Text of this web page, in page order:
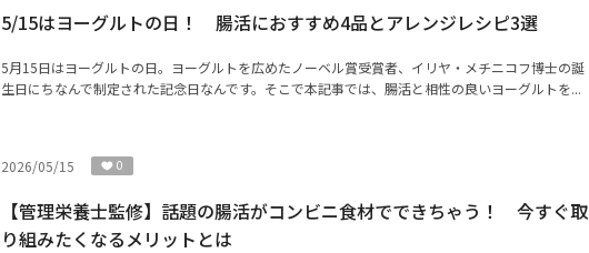
5/15はヨーグルトの日！ 腸活におすすめ4品とアレンジレシピ3選
5月15日はヨーグルトの日。ヨーグルトを広めたノーベル賞受賞者、イリヤ・メチニコフ博士の誕
生日にちなんで制定された記念日なんです。そこで本記事では、腸活と相性の良いヨーグルトを...
2026/05/15 0
【管理栄養士監修】話題の腸活がコンビニ食材でできちゃう！ 今すぐ取
り組みたくなるメリットとは